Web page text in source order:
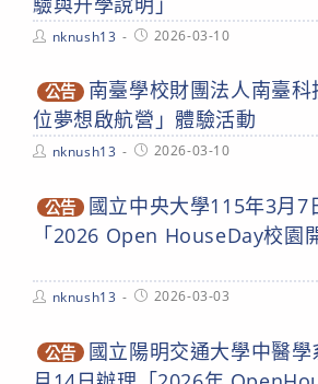
Postnknush13
Post2026-03-10
公告
南臺學校財團法人南臺
位夢想啟航營」體驗活動
Postnknush13
Post2026-03-10
公告
國立中央大學115年3月7
「2026 Open HouseDay校園
Postnknush13
Post2026-03-03
公告
國立陽明交通大學中醫